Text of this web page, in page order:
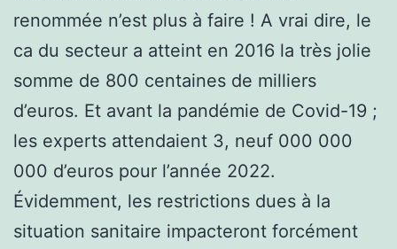
renommée n’est plus à faire ! A vrai dire, le
ca du secteur a atteint en 2016 la très jolie
somme de 800 centaines de milliers
d’euros. Et avant la pandémie de Covid-19 ;
les experts attendaient 3, neuf 000 000
000 d’euros pour l’année 2022.
Évidemment, les restrictions dues à la
situation sanitaire impacteront forcément